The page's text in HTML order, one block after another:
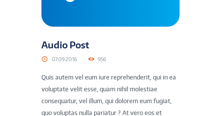
Audio Post
07.09.2016 956
Quis autem vel eum iure reprehenderit, qui in ea
voluptate velit esse, quam nihil molestiae
consequatur, vel illum, qui dolorem eum fugiat,
quo voluptas nulla pariatur ? At vero eos et